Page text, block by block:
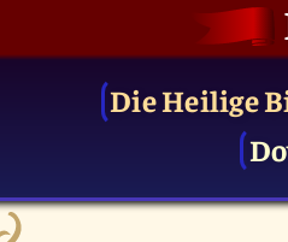
Die Heilige